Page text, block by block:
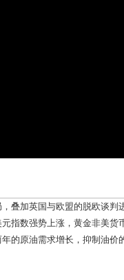
加英国与欧盟的脱欧谈判
指数强势上涨，黄金非美货
的原油需求增长，抑制油价